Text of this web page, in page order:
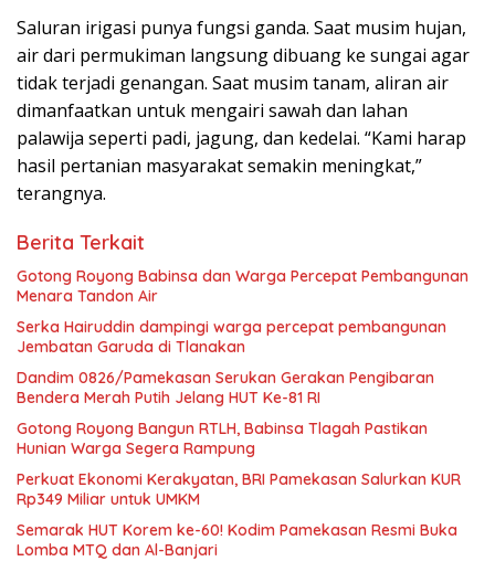
Saluran irigasi punya fungsi ganda. Saat musim hujan,
air dari permukiman langsung dibuang ke sungai agar
tidak terjadi genangan. Saat musim tanam, aliran air
dimanfaatkan untuk mengairi sawah dan lahan
palawija seperti padi, jagung, dan kedelai. “Kami harap
hasil pertanian masyarakat semakin meningkat,”
terangnya.
Berita Terkait
Gotong Royong Babinsa dan Warga Percepat Pembangunan
Menara Tandon Air
Serka Hairuddin dampingi warga percepat pembangunan
Jembatan Garuda di Tlanakan
Dandim 0826/Pamekasan Serukan Gerakan Pengibaran
Bendera Merah Putih Jelang HUT Ke-81 RI
Gotong Royong Bangun RTLH, Babinsa Tlagah Pastikan
Hunian Warga Segera Rampung
Perkuat Ekonomi Kerakyatan, BRI Pamekasan Salurkan KUR
Rp349 Miliar untuk UMKM
Semarak HUT Korem ke-60! Kodim Pamekasan Resmi Buka
Lomba MTQ dan Al-Banjari